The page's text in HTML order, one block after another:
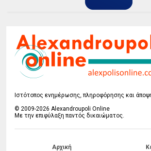
Ιστότοπος ενημέρωσης, πληροφόρησης και
© 2009-2026 Alexandroupoli Online
Με την επιφύλαξη παντός δικαιώματος.
Αρχική